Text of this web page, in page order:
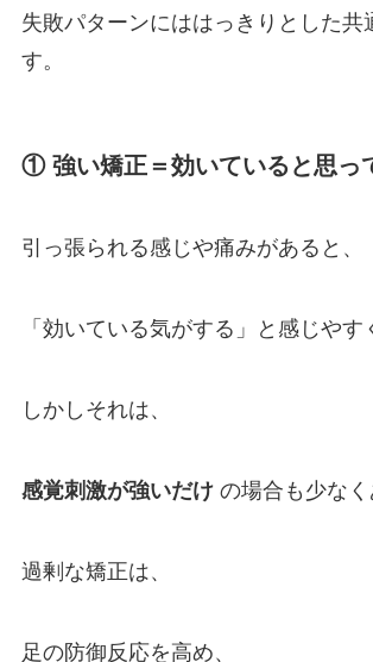
失敗パターンにははっきりとした共
す。
① 強い矯正＝効いていると思っ
引っ張られる感じや痛みがあると、
「効いている気がする」と感じやす
しかしそれは、
感覚刺激が強いだけの場合も少なく
過剰な矯正は、
足の防御反応を高め、